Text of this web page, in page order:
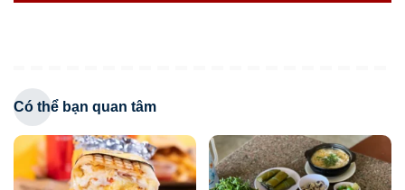
Có thể bạn quan tâm